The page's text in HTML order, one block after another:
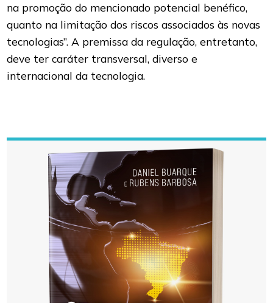
na promoção do mencionado potencial benéfico,
quanto na limitação dos riscos associados às novas
tecnologias”. A premissa da regulação, entretanto,
deve ter caráter transversal, diverso e
internacional da tecnologia.